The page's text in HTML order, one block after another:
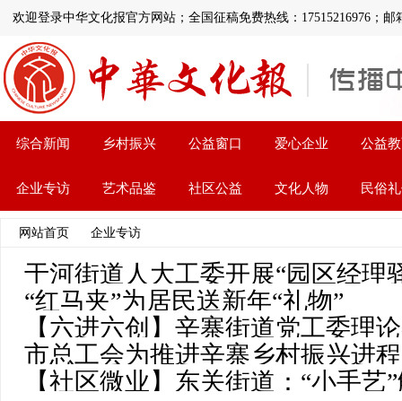
欢迎登录中华文化报官方网站；全国征稿免费热线：17515216976；邮
综合新闻 乡村振兴 公益窗口 爱心企业 公益
企业专访 艺术品鉴 社区公益 文化人物 民俗
网站首页 企业专访
于河街道人大工委开展“园区经理
“红马夹”为居民送新年“礼物”
【六进六创】辛寨街道党工委理
中学习
市总工会为推进辛寨乡村振兴进
【社区微业】东关街道：“小手艺